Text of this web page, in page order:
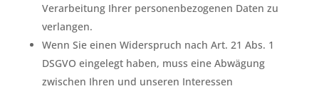
Verarbeitung Ihrer personenbezogenen Daten zu
verlangen.
Wenn Sie einen Widerspruch nach Art. 21 Abs. 1
DSGVO eingelegt haben, muss eine Abwägung
zwischen Ihren und unseren Interessen